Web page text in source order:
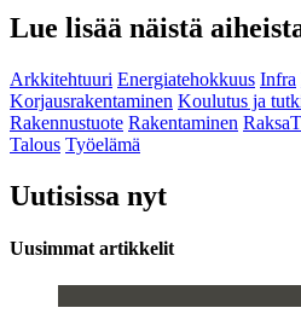
Lue lisää näistä
Arkkitehtuuri Energiatehokkuus Infra
Korjausrakentaminen Koulutus ja
Rakennustuote Rakentaminen
Talous Työelämä
Uutisissa nyt
Uusimmat artikkelit